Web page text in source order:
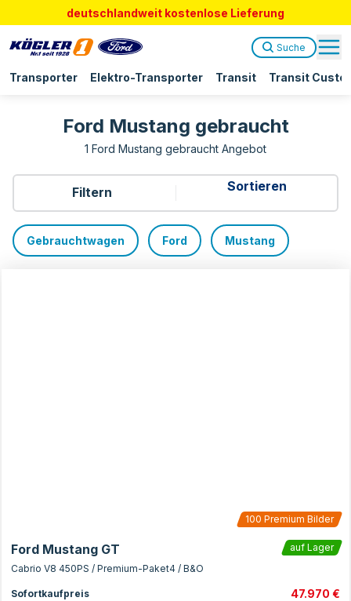
deutschlandweit kostenlose Lieferung
Transporter Elektro-Transporter Transit Transit
Suche
Ford Mustang gebraucht
1 Ford Mustang gebraucht Angebot
Filtern
Gebrauchtwagen Ford Mustang
100 Premium Bilder
Ford Mustang GT
auf Lager
Cabrio V8 450PS / Premium-Paket4 / B&O
Sofortkaufpreis 47.970 €